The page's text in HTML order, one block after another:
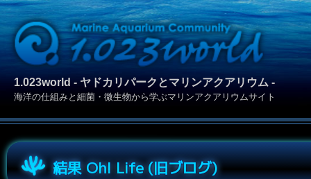
1.023world - ヤドカリパークとマリンアクアリウム -
海洋の仕組みと細菌・微生物から学ぶマリンアクアリウムサイト
結果 Oh! Life (旧ブログ)